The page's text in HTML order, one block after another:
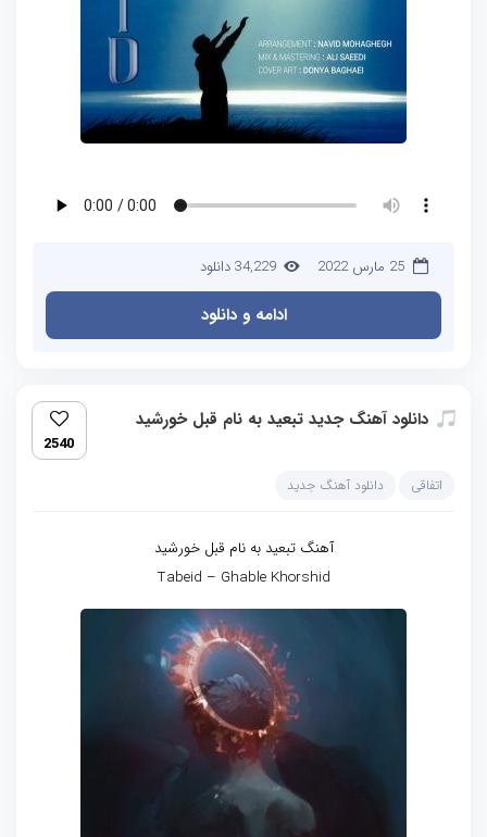
25 مارس 2022 34,229 دانلود
ادامه و دانلود
دانلود آهنگ جدید تبعید به نام قبل خورشید
2540
اتفاقی دانلود آهنگ جدید
آهنگ تبعید به نام قبل خورشید
Tabeid – Ghable Khorshid